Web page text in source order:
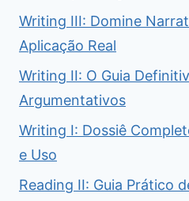
Writing III: Domine
Aplicação Real
Writing II: O Guia
Argumentativos
Writing I: Dossiê
e Uso
Reading II: Guia Prático